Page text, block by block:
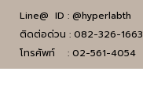
Line@ ID : @hyperlabth
ติดต่อด่วน : 082-326-1663
โทรศัพท์ : 02-561-4054